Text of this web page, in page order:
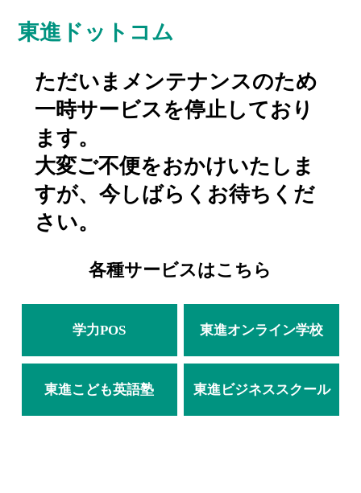
東進ドットコム
ただいまメンテナンスのため
一時サービスを停止しており
ます。
大変ご不便をおかけいたしま
すが、今しばらくお待ちくだ
さい。
各種サービスはこちら
学力POS 東進オンライン学校
東進こども英語塾 東進ビジネススクール